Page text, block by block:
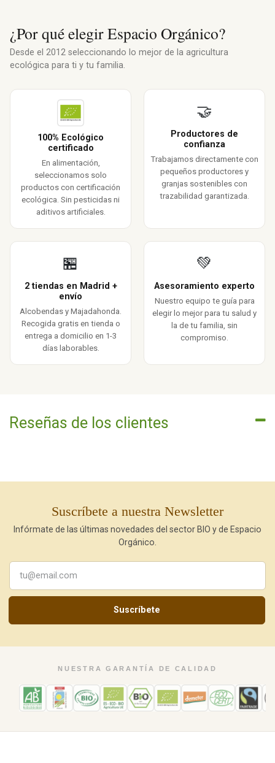
¿Por qué elegir Espacio Orgánico?
Desde el 2012 seleccionando lo mejor de la agricultura
ecológica para ti y tu familia.
100% Ecológico
certificado
En alimentación,
seleccionamos solo
productos con certificación
ecológica. Sin pesticidas ni
aditivos artificiales.
🤝
Productores de
confianza
Trabajamos directamente con
pequeños productores y
granjas sostenibles con
trazabilidad garantizada.
🏪
2 tiendas en Madrid +
envío
Alcobendas y Majadahonda.
Recogida gratis en tienda o
entrega a domicilio en 1-3
días laborables.
💚
Asesoramiento experto
Nuestro equipo te guía para
elegir lo mejor para tu salud y
la de tu familia, sin
compromiso.
Reseñas de los clientes
Suscríbete a nuestra Newsletter
Infórmate de las últimas novedades del sector BIO y de Espacio
Orgánico.
Suscríbete
NUESTRA GARANTÍA DE CALIDAD